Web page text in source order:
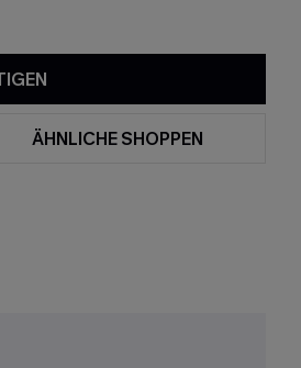
ÄHNLICHE SHOPPEN